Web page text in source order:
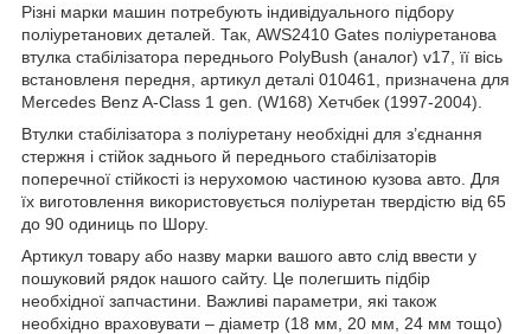
Різні марки машин потребують індивідуального підбору
поліуретанових деталей. Так, AWS2410 Gates поліуретанова
втулка стабілізатора переднього PolyBush (аналог) v17, її вісь
встановленя передня, артикул деталі 010461, призначена для
Mercedes Benz A-Class 1 gen. (W168) Хетчбек (1997-2004).
Втулки стабілізатора з поліуретану необхідні для з’єднання
стержня і стійок заднього й переднього стабілізаторів
поперечної стійкості із нерухомою частиною кузова авто. Для
їх виготовлення використовується поліуретан твердістю від 65
до 90 одиниць по Шору.
Артикул товару або назву марки вашого авто слід ввести у
пошуковий рядок нашого сайту. Це полегшить підбір
необхідної запчастини. Важливі параметри, які також
необхідно враховувати – діаметр (18 мм, 20 мм, 24 мм тощо)